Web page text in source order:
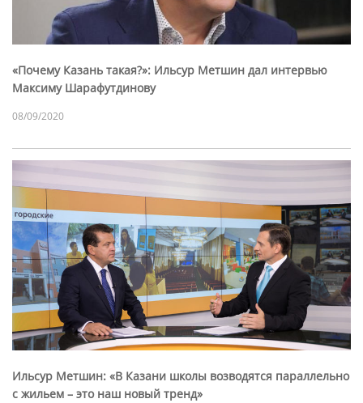
«Почему Казань такая?»: Ильсур Метшин дал интервью
Максиму Шарафутдинову
08/09/2020
Ильсур Метшин: «В Казани школы возводятся параллельно
с жильем – это наш новый тренд»